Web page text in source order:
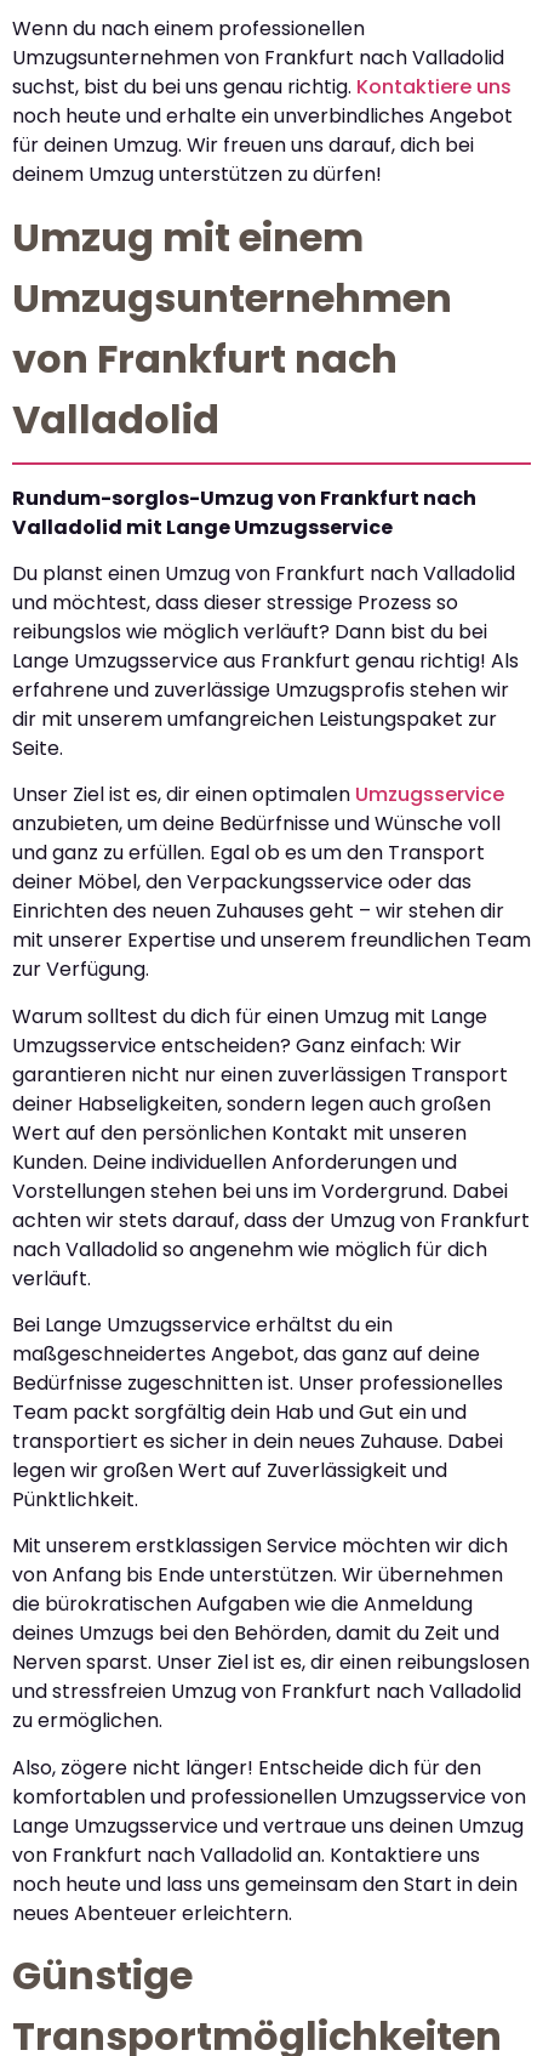
Wenn du nach einem professionellen
Umzugsunternehmen von Frankfurt nach Valladolid
suchst, bist du bei uns genau richtig. Kontaktiere uns
noch heute und erhalte ein unverbindliches Angebot
für deinen Umzug. Wir freuen uns darauf, dich bei
deinem Umzug unterstützen zu dürfen!
Umzug mit einem
Umzugsunternehmen
von Frankfurt nach
Valladolid
Rundum-sorglos-Umzug von Frankfurt nach
Valladolid mit Lange Umzugsservice
Du planst einen Umzug von Frankfurt nach Valladolid
und möchtest, dass dieser stressige Prozess so
reibungslos wie möglich verläuft? Dann bist du bei
Lange Umzugsservice aus Frankfurt genau richtig! Als
erfahrene und zuverlässige Umzugsprofis stehen wir
dir mit unserem umfangreichen Leistungspaket zur
Seite.
Unser Ziel ist es, dir einen optimalen Umzugsservice
anzubieten, um deine Bedürfnisse und Wünsche voll
und ganz zu erfüllen. Egal ob es um den Transport
deiner Möbel, den Verpackungsservice oder das
Einrichten des neuen Zuhauses geht – wir stehen dir
mit unserer Expertise und unserem freundlichen Team
zur Verfügung.
Warum solltest du dich für einen Umzug mit Lange
Umzugsservice entscheiden? Ganz einfach: Wir
garantieren nicht nur einen zuverlässigen Transport
deiner Habseligkeiten, sondern legen auch großen
Wert auf den persönlichen Kontakt mit unseren
Kunden. Deine individuellen Anforderungen und
Vorstellungen stehen bei uns im Vordergrund. Dabei
achten wir stets darauf, dass der Umzug von Frankfurt
nach Valladolid so angenehm wie möglich für dich
verläuft.
Bei Lange Umzugsservice erhältst du ein
maßgeschneidertes Angebot, das ganz auf deine
Bedürfnisse zugeschnitten ist. Unser professionelles
Team packt sorgfältig dein Hab und Gut ein und
transportiert es sicher in dein neues Zuhause. Dabei
legen wir großen Wert auf Zuverlässigkeit und
Pünktlichkeit.
Mit unserem erstklassigen Service möchten wir dich
von Anfang bis Ende unterstützen. Wir übernehmen
die bürokratischen Aufgaben wie die Anmeldung
deines Umzugs bei den Behörden, damit du Zeit und
Nerven sparst. Unser Ziel ist es, dir einen reibungslosen
und stressfreien Umzug von Frankfurt nach Valladolid
zu ermöglichen.
Also, zögere nicht länger! Entscheide dich für den
komfortablen und professionellen Umzugsservice von
Lange Umzugsservice und vertraue uns deinen Umzug
von Frankfurt nach Valladolid an. Kontaktiere uns
noch heute und lass uns gemeinsam den Start in dein
neues Abenteuer erleichtern.
Günstige
Transportmöglichkeiten